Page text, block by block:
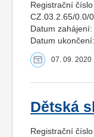
Registrační
CZ.03.2.65/0.0/
Datum
Datum
07. 09. 2020
Dětská
Registrační